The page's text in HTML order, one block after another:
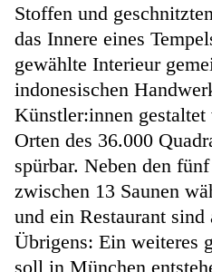
Stoffen und
das Innere eines
gewählte Interieur
indonesischen
Künstler:innen
Orten des 36.000
spürbar. Neben den
zwischen 13 Saunen
und ein Restaurant sind
Übrigens: Ein weiteres
soll in München